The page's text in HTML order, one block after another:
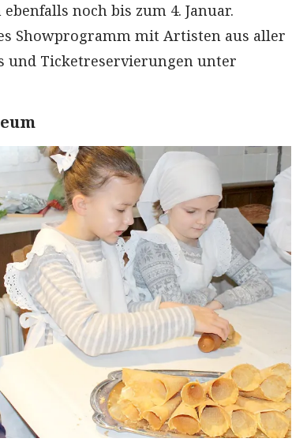
noch bis zum 4. Januar.
Showprogramm mit Artisten aus aller
und Ticketreservierungen unter